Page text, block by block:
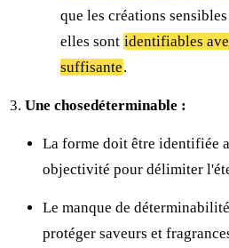
que les créations
elles sont identifiables
suffisante.
Une chosedéterminable :
La forme doit être identifiée
objectivité pour délimiter
Le manque de
protéger saveurs et